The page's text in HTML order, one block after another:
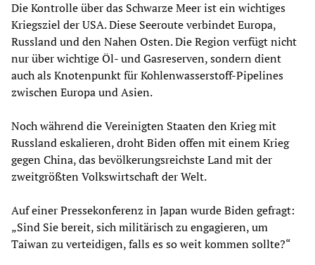
Die Kontrolle über das Schwarze Meer ist ein wichtiges
Kriegsziel der USA. Diese Seeroute verbindet Europa,
Russland und den Nahen Osten. Die Region verfügt nicht
nur über wichtige Öl- und Gasreserven, sondern dient
auch als Knotenpunkt für Kohlenwasserstoff-Pipelines
zwischen Europa und Asien.
Noch während die Vereinigten Staaten den Krieg mit
Russland eskalieren, droht Biden offen mit einem Krieg
gegen China, das bevölkerungsreichste Land mit der
zweitgrößten Volkswirtschaft der Welt.
Auf einer Pressekonferenz in Japan wurde Biden gefragt:
„Sind Sie bereit, sich militärisch zu engagieren, um
Taiwan zu verteidigen, falls es so weit kommen sollte?“